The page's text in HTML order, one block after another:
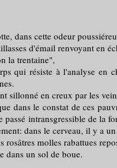
dans cette odeur
d'émail renvoyant en
la trentaine",
résiste à l'analyse en
en creux par les
dans le constat de ces
intransgressible de
dans le cerveau, il y a
molles rabattues
dans un sol de boue.